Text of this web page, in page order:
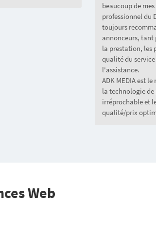
beaucoup de
professionnel du
toujours
annonceurs,
la prestation, les
qualité du
l'assistance.
ADK MEDIA est
la technologie
irréprochable et
qualité/prix
Web